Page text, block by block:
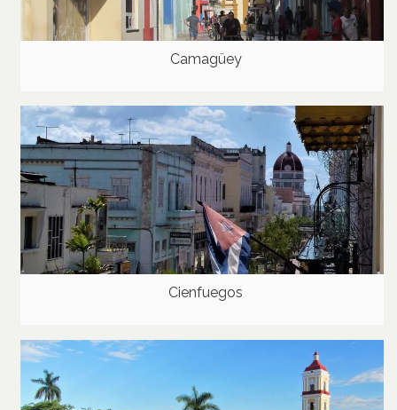
Camagüey
Cienfuegos